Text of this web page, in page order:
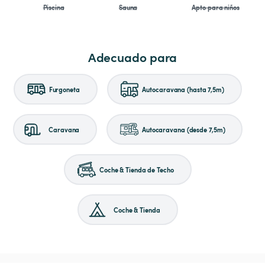
Piscina Sauna Apto para niños
Adecuado para
Furgoneta Autocaravana (hasta 7,5m)
Caravana Autocaravana (desde 7,5m)
Coche & Tienda de Techo
Coche & Tienda